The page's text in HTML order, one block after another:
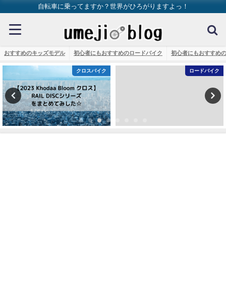
自転車に乗ってますか？世界がひろがりますよっ！
おすすめのキッズモデル 初心者にもおすすめのロードバイク 初心者にもおすすめ
クロスバイク ロードバイク